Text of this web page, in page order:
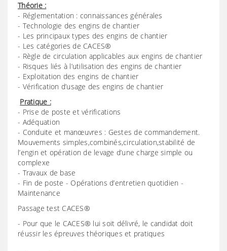
Théorie :
- Réglementation : connaissances générales
- Technologie des engins de chantier
- Les principaux types des engins de chantier
- Les catégories de CACES®
- Règle de circulation applicables aux engins de chantier
- Risques liés à l’utilisation des engins de chantier
- Exploitation des engins de chantier
- Vérification d’usage des engins de chantier
Pratique :
- Prise de poste et vérifications
- Adéquation
- Conduite et manœuvres : Gestes de commandement.
Mouvements simples,combinés,circulation,stabilité de
l’engin et opération de levage d’une charge simple ou
complexe
- Travaux de base
- Fin de poste - Opérations d’entretien quotidien -
Maintenance
Passage test CACES®
- Pour que le CACES® lui soit délivré, le candidat doit
réussir les épreuves théoriques et pratiques